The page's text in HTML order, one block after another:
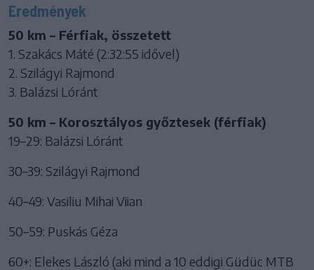
Eredmények
50 km – Férfiak, összetett
1. Szakács Máté (2:32:55 idővel)
2. Szilágyi Rajmond
3. Balázsi Lóránt
50 km – Korosztályos győztesek (férfiak)
19–29: Balázsi Lóránt
30–39: Szilágyi Rajmond
40–49: Vasiliu Mihai Viian
50–59: Puskás Géza
60+: Elekes László (aki mind a 10 eddigi Güdüc MTB